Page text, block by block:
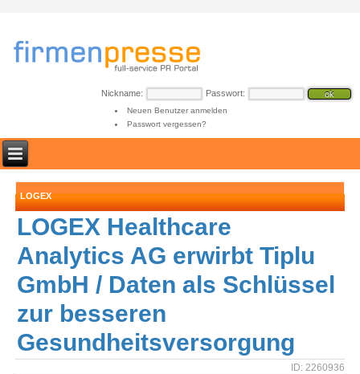
Nickname: Passwort:
Neuen Benutzer anmelden
Passwort vergessen?
LOGEX
LOGEX Healthcare
Analytics AG erwirbt Tiplu
GmbH / Daten als Schlüssel
zur besseren
Gesundheitsversorgung
ID: 2260936